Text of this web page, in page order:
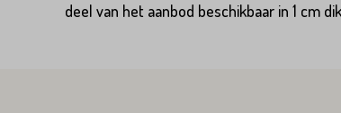
deel van het aanbod beschikbaar in 1 cm